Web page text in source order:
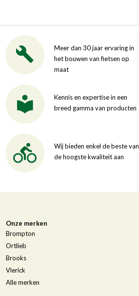
Meer dan 30 jaar ervaring in
het bouwen van fietsen op
maat
Kennis en expertise in een
breed gamma van producten
Wij bieden enkel de beste van
de hoogste kwaliteit aan
Onze merken
Brompton
Ortlieb
Brooks
Vlerick
Alle merken